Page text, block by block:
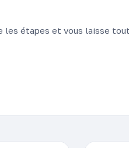
les étapes et vous laisse tout